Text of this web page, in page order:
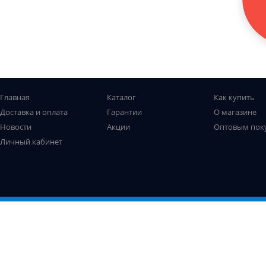
Главная Каталог
Как купить
Доставка и оплата
Гарантии
О магазине
Новости
Акции
Оптовым
Личный кабинет